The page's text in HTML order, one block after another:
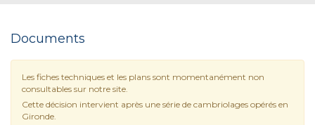
Documents
Les fiches techniques et les plans sont momentanément non
consultables sur notre site.
Cette décision intervient après une série de cambriolages opérés en
Gironde.